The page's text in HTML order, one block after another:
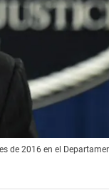
de 2016 en el